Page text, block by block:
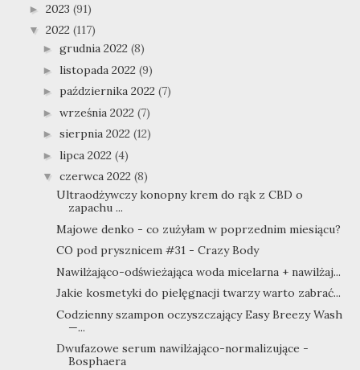
► 2023 (91)
▼ 2022 (117)
► grudnia 2022 (8)
► listopada 2022 (9)
► października 2022 (7)
► września 2022 (7)
► sierpnia 2022 (12)
► lipca 2022 (4)
▼ czerwca 2022 (8)
Ultraodżywczy konopny krem do rąk z CBD o
zapachu ...
Majowe denko - co zużyłam w poprzednim miesiącu?
CO pod prysznicem #31 - Crazy Body
Nawilżająco-odświeżająca woda micelarna + nawilżaj...
Jakie kosmetyki do pielęgnacji twarzy warto zabrać...
Codzienny szampon oczyszczający Easy Breezy Wash
—...
Dwufazowe serum nawilżająco-normalizujące -
Bosphaera